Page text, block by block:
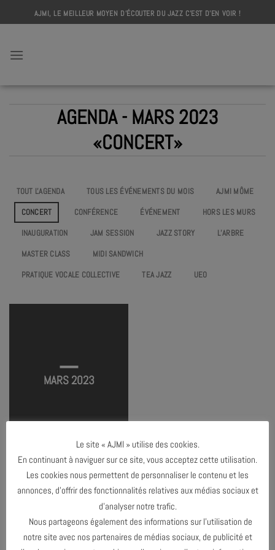
to
AJMI, LE MEILLEUR MOYEN D'ÉCOUTER DU JAZZ C'EST D'EN VOIR !
AGENDA - MARS 2023
«CONCERT»
TOUT L'AGENDA TOUS LES ÉVÉNEMENTS DU MOIS
AJMI MÔME
CONCERT
CONFÉRENCE ÉVÉNEMENT
HORS LES MURS
INAUGURATION
JAM SESSION JAZZ STORY
L’ARBRE
MASTER CLASS
MIDI SANDWICH
PRATIQUE VOCALE COLLECTIVE
TEA JAZZ UEO
MARS 2023
PLAYERS
TERMINÉ
STEV’IN MY MIND
TERMINÉ
PLACE MIOLLIS
TERMINÉ
FÉVRIER 2023
Le site « AJMI » utilise des cookies.
En continuant à naviguer sur ce site, vous acceptez cette utilisation.
Les cookies nous permettent de personnaliser le contenu et les
annonces, d’offrir des fonctionnalités relatives aux médias sociaux et
d’analyser notre trafic.
Nous partageons également des informations sur l’utilisation de
notre site avec nos partenaires de médias sociaux, de publicité et